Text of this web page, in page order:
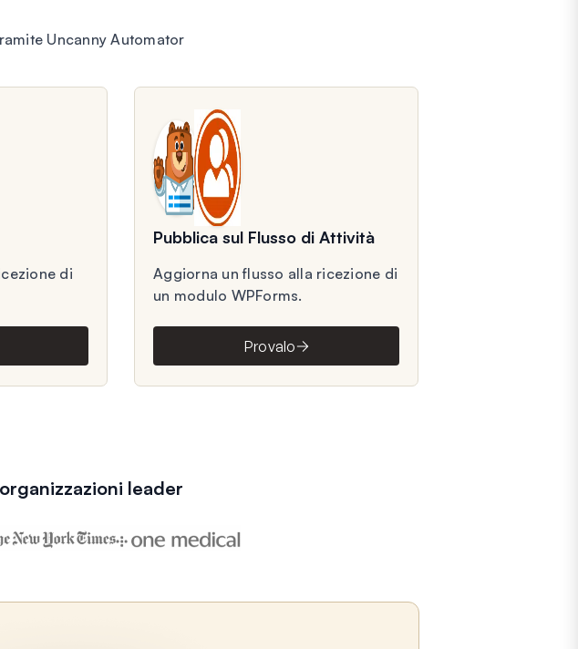
Uncanny Automator
di
Pubblica sul Flusso di Attività
Aggiorna un flusso alla ricezione di
un modulo WPForms.
Provalo
leader